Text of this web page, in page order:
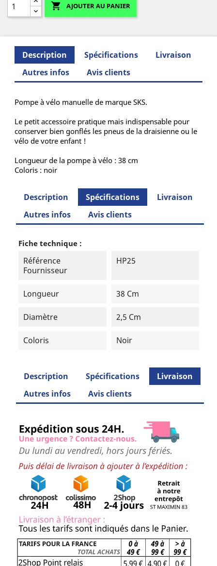
 AJOUTER AU PANIER
Description Spécifications
Livraison
Autres infos
Avis clients
Pompe à vélo manuelle de marque SKS.
Le petit accessoire pratique mais indispensable pour
conserver bien gonflés les pneus de la draisienne ou le
vélo de votre enfant !
Longueur de la pompe à vélo : 38 cm
Coloris : noir
Description Spécifications
Livraison
Autres infos
Avis clients
Fiche technique :
Référence
Fournisseur
HP25
Longueur 38 Cm
Diamètre 2,5 Cm
Coloris Noir
Description Spécifications
Livraison
Autres infos
Avis clients